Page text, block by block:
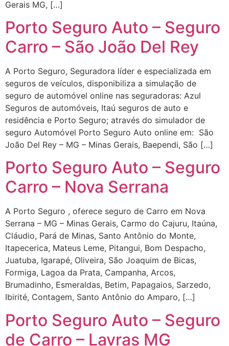
Gerais MG, […]
Porto Seguro Auto – Seguro
Carro – São João Del Rey
A Porto Seguro, Seguradora líder e especializada em
seguros de veículos, disponibiliza a simulação de
seguro de automóvel online nas seguradoras: Azul
Seguros de automóveis, Itaú seguros de auto e
residência e Porto Seguro; através do simulador de
seguro Automóvel Porto Seguro Auto online em: São
João Del Rey – MG – Minas Gerais, Baependi, São […]
Porto Seguro Auto – Seguro
Carro – Nova Serrana
A Porto Seguro , oferece seguro de Carro em Nova
Serrana – MG – Minas Gerais, Carmo do Cajuru, Itaúna,
Cláudio, Pará de Minas, Santo Antônio do Monte,
Itapecerica, Mateus Leme, Pitangui, Bom Despacho,
Juatuba, Igarapé, Oliveira, São Joaquim de Bicas,
Formiga, Lagoa da Prata, Campanha, Arcos,
Brumadinho, Esmeraldas, Betim, Papagaios, Sarzedo,
Ibirité, Contagem, Santo Antônio do Amparo, […]
Porto Seguro Auto – Seguro
de Carro – Lavras MG